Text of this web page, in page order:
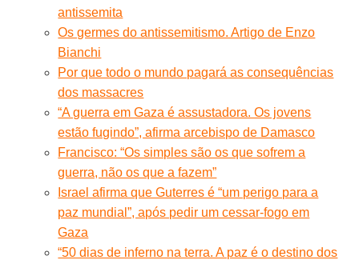
antissemita
Os germes do antissemitismo. Artigo de Enzo
Bianchi
Por que todo o mundo pagará as consequências
dos massacres
“A guerra em Gaza é assustadora. Os jovens
estão fugindo”, afirma arcebispo de Damasco
Francisco: “Os simples são os que sofrem a
guerra, não os que a fazem”
Israel afirma que Guterres é “um perigo para a
paz mundial”, após pedir um cessar-fogo em
Gaza
“50 dias de inferno na terra. A paz é o destino dos